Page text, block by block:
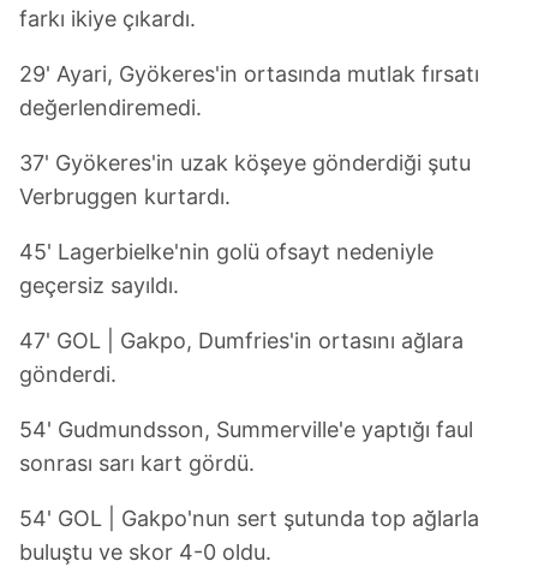
farkı ikiye çıkardı.
29' Ayari, Gyökeres'in ortasında mutlak fırsatı
değerlendiremedi.
37' Gyökeres'in uzak köşeye gönderdiği şutu
Verbruggen kurtardı.
45' Lagerbielke'nin golü ofsayt nedeniyle
geçersiz sayıldı.
47' GOL | Gakpo, Dumfries'in ortasını ağlara
gönderdi.
54' Gudmundsson, Summerville'e yaptığı faul
sonrası sarı kart gördü.
54' GOL | Gakpo'nun sert şutunda top ağlarla
buluştu ve skor 4-0 oldu.